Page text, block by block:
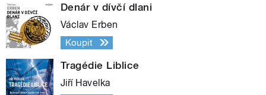
Denár v dívčí dlani
Václav Erben
Koupit
Tragédie Liblice
Jiří Havelka